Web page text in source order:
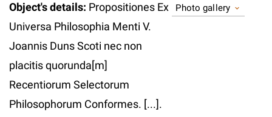
Object's details: Propositiones Ex
Universa Philosophia Menti V.
Joannis Duns Scoti nec non
placitis quorunda[m]
Recentiorum Selectorum
Philosophorum Conformes. [...].
Photo gallery